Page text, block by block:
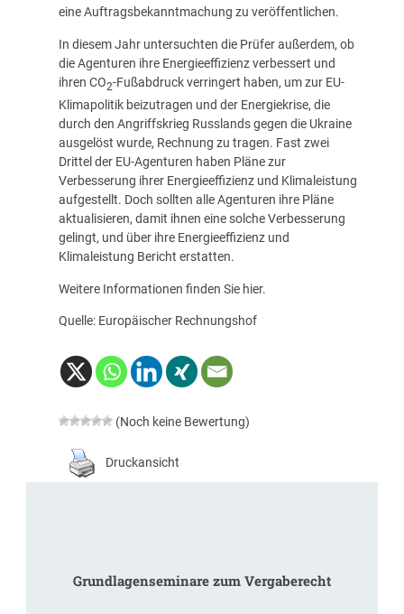
eine Auftragsbekanntmachung zu veröffentlichen.
In diesem Jahr untersuchten die Prüfer außerdem, ob
die Agenturen ihre Energieeffizienz verbessert und
ihren CO2-Fußabdruck verringert haben, um zur EU-
Klimapolitik beizutragen und der Energiekrise, die
durch den Angriffskrieg Russlands gegen die Ukraine
ausgelöst wurde, Rechnung zu tragen. Fast zwei
Drittel der EU-Agenturen haben Pläne zur
Verbesserung ihrer Energieeffizienz und Klimaleistung
aufgestellt. Doch sollten alle Agenturen ihre Pläne
aktualisieren, damit ihnen eine solche Verbesserung
gelingt, und über ihre Energieeffizienz und
Klimaleistung Bericht erstatten.
Weitere Informationen finden Sie hier.
Quelle: Europäischer Rechnungshof
(Noch keine Bewertung)
Druckansicht
Grundlagenseminare zum Vergaberecht